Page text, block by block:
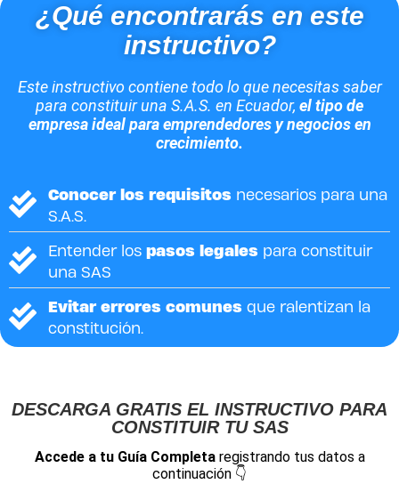
¿Qué encontrarás en este
instructivo?
Este instructivo contiene todo lo que necesitas saber
para constituir una S.A.S. en Ecuador, el tipo de
empresa ideal para emprendedores y negocios en
crecimiento.
Conocer los requisitos necesarios para una
S.A.S.
Entender los pasos legales para constituir
una SAS
Evitar errores comunes que ralentizan la
constitución.
DESCARGA GRATIS EL INSTRUCTIVO PARA
CONSTITUIR TU SAS
Accede a tu Guía Completaregistrando tus datos a
continuación 👇